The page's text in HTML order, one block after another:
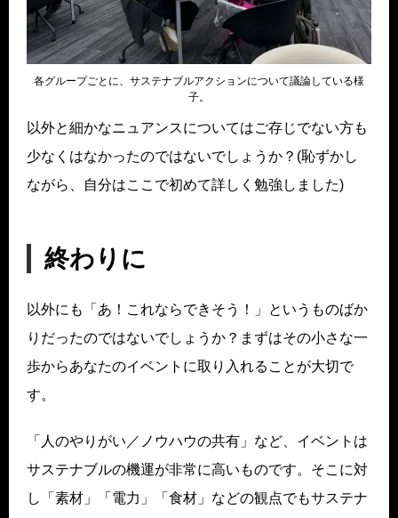
各グループごとに、サステナブルアクションについて議論している様
子。
以外と細かなニュアンスについてはご存じでない方も
少なくはなかったのではないでしょうか？(恥ずかし
ながら、自分はここで初めて詳しく勉強しました)
終わりに
以外にも「あ！これならできそう！」というものばか
りだったのではないでしょうか？まずはその小さな一
歩からあなたのイベントに取り入れることが大切で
す。
「人のやりがい／ノウハウの共有」など、イベントは
サステナブルの機運が非常に高いものです。そこに対
し「素材」「電力」「食材」などの観点でもサステナ